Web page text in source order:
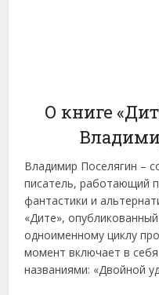
О книге
Владимир Поселягин –
писатель, работающий
фантастики и
«Дите»,
одноименному циклу
момент включает в
названиями: «Двойной